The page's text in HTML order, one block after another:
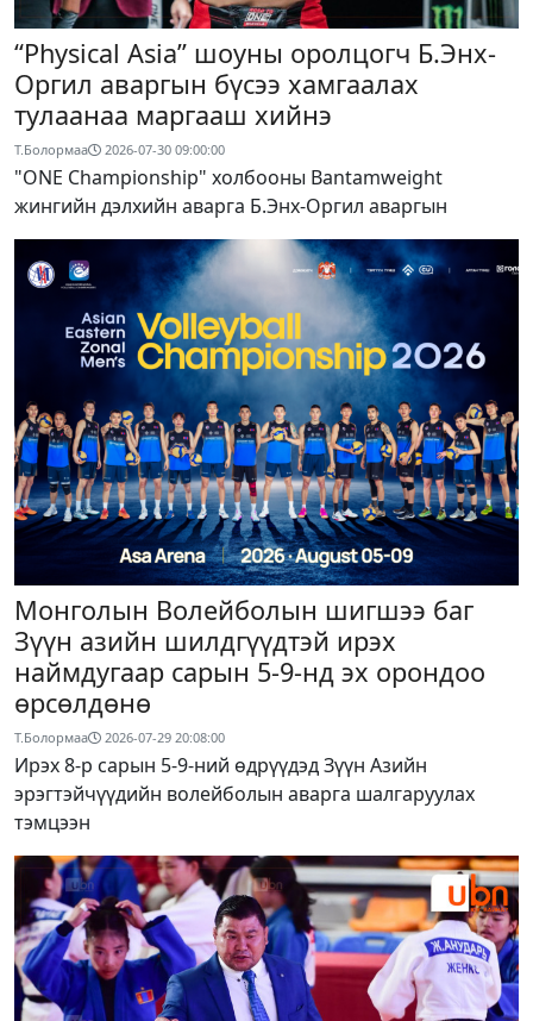
“Physical Asia” шоуны оролцогч Б.Энх-
Оргил аваргын бүсээ хамгаалах
тулаанаа маргааш хийнэ
Т.Болормаа 2026-07-30 09:00:00
"ONE Championship" холбооны Bantamweight
жингийн дэлхийн аварга Б.Энх-Оргил аваргын
Монголын Волейболын шигшээ баг
Зүүн азийн шилдгүүдтэй ирэх
наймдугаар сарын 5-9-нд эх орондоо
өрсөлдөнө
Т.Болормаа 2026-07-29 20:08:00
Ирэх 8-р сарын 5-9-ний өдрүүдэд Зүүн Азийн
эрэгтэйчүүдийн волейболын аварга шалгаруулах
тэмцээн